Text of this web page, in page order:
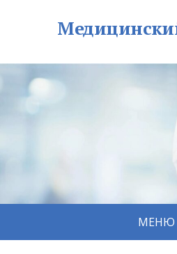
МЕНЮ